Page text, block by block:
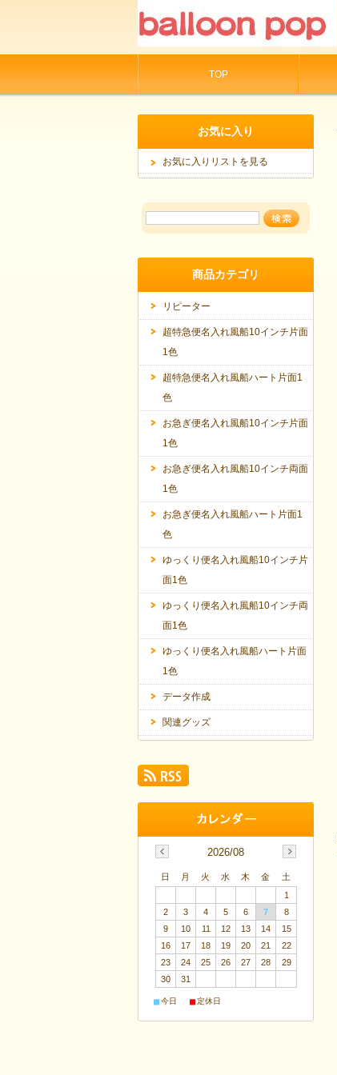
TOP
お気に入り
お気に入りリストを見る
商品カテゴリ
リピーター
超特急便名入れ風船10インチ片面
1色
超特急便名入れ風船ハート片面1
色
お急ぎ便名入れ風船10インチ片面
1色
お急ぎ便名入れ風船10インチ両面
1色
お急ぎ便名入れ風船ハート片面1
色
ゆっくり便名入れ風船10インチ片
面1色
ゆっくり便名入れ風船10インチ両
面1色
ゆっくり便名入れ風船ハート片面
1色
データ作成
関連グッズ
2026/08
日 月 火 水 木 金
土
1
2
3 4 5 6 7
8
9
10 11 12 13 14
15
16
17 18 19 20 21
22
23
24 25 26 27 28
29
30
31
■今日 ■定休日